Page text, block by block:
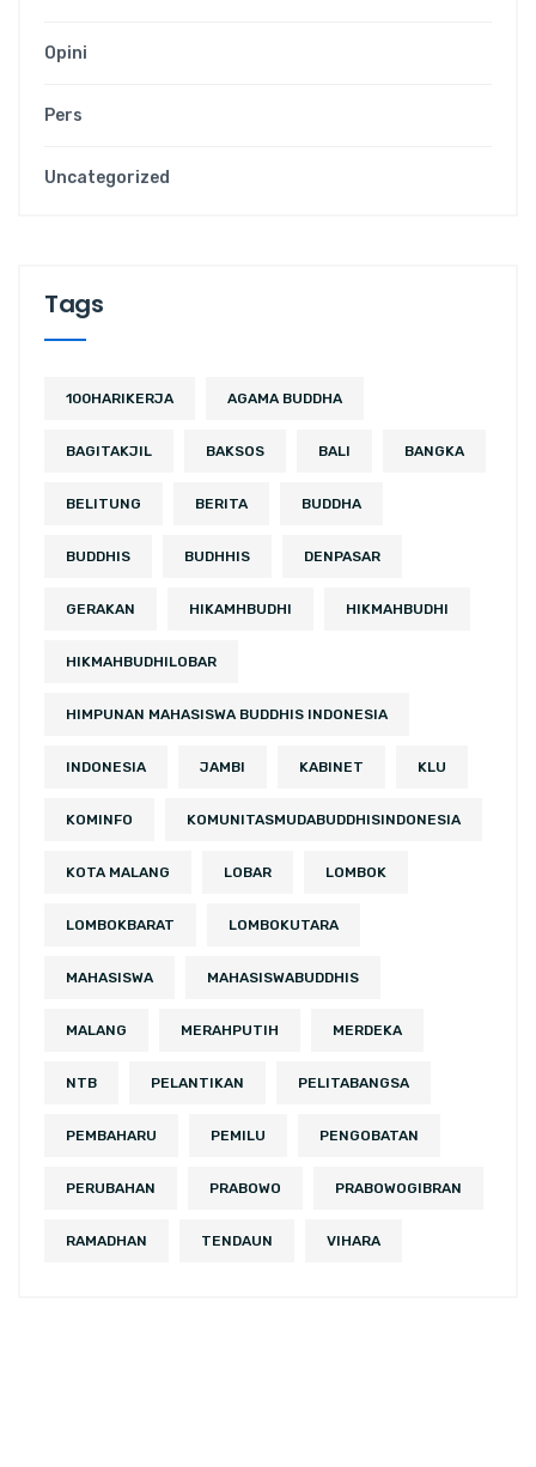
Opini
Pers
Uncategorized
Tags
100HARIKERJA AGAMA BUDDHA
BAGITAKJIL BAKSOS BALI BANGKA
BELITUNG BERITA BUDDHA
BUDDHIS BUDHHIS DENPASAR
GERAKAN HIKAMHBUDHI HIKMAHBUDHI
HIKMAHBUDHILOBAR
HIMPUNAN MAHASISWA BUDDHIS INDONESIA
INDONESIA JAMBI KABINET KLU
KOMINFO KOMUNITASMUDABUDDHISINDONESIA
KOTA MALANG LOBAR LOMBOK
LOMBOKBARAT LOMBOKUTARA
MAHASISWA MAHASISWABUDDHIS
MALANG MERAHPUTIH MERDEKA
NTB PELANTIKAN PELITABANGSA
PEMBAHARU PEMILU PENGOBATAN
PERUBAHAN PRABOWO PRABOWOGIBRAN
RAMADHAN TENDAUN VIHARA